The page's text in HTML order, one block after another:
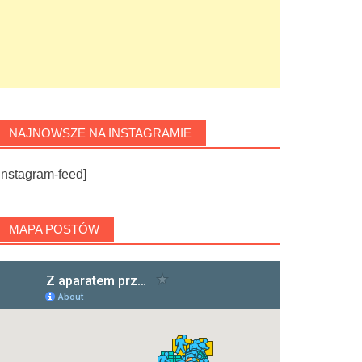
NAJNOWSZE NA INSTAGRAMIE
feed]
MAPA POSTÓW